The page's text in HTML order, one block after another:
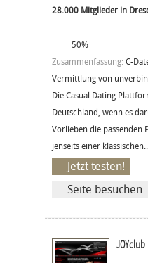
28.000 Mitglieder in
50%
Zusammenfassung: C-
Vermittlung von
Die Casual Dating
Deutschland, wenn es
Vorlieben die passenden
jenseits einer
Jetzt testen!
Seite besuchen
JOYclub